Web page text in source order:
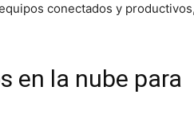
conectados y productivos,
en la nube para